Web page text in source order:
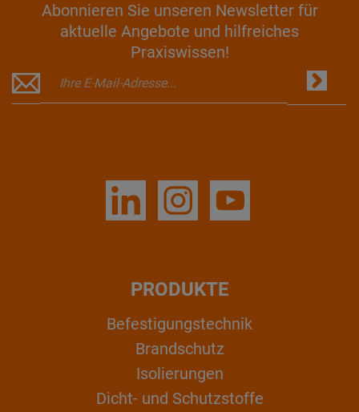
Abonnieren Sie unseren Newsletter für
aktuelle Angebote und hilfreiches
Praxiswissen!
PRODUKTE
Befestigungstechnik
Brandschutz
Isolierungen
Dicht- und Schutzstoffe